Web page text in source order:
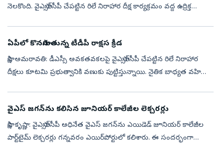
నెలకొంది. వైఎస్సార్‌సీపీ చేపట్టిన రిలే నిరాహార దీక్ష కార్యక్రమం వద్ద ఉద్రిక్త
ఏపీలో కొనసాగుతున్న టీడీపీ రాక్షస క్రీడ
సాక్షి, అమరావతి: డీఎస్సీ అవకతవకలపై వైఎస్సార్‌సీపీ చేపట్టిన రిలే నిరాహార
దీక్షలు కూటమి ప్రభుత్వానికి వణుకు పుట్టిస్తున్నాయి. నైతిక బాధ్యత వహిస్తూ
వైఎస్‌ జగన్‌ను కలిసిన జూనియర్‌ కాలేజీల లెక్చరర్లు
సాక్షి, కృష్ణా: వైఎస్సార్‌సీపీ అధినేత వైఎస్‌ జగన్‌ను ఎయిడెడ్ జూనియర్ కాలేజీల
పార్ట్‌టైమ్ లెక్చరర్లు గన్నవరం ఎయిర్‌పోర్టులో కలిశారు. ఈ సందర్భంగా